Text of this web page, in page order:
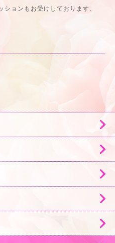
ョンもお受けしております、